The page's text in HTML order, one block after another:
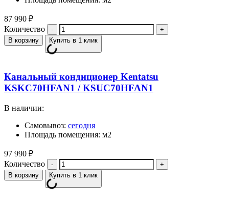
87 990 ₽
Количество
В корзину Купить в 1 клик
Канальный кондиционер Kentatsu
KSKC70HFAN1 / KSUC70HFAN1
В наличии:
Самовывоз: сегодня
Площадь помещения: м2
97 990 ₽
Количество
В корзину Купить в 1 клик